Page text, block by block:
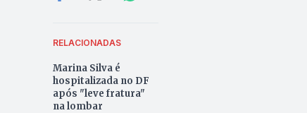
RELACIONADAS
Marina Silva é
hospitalizada no DF
após "leve fratura"
na lombar